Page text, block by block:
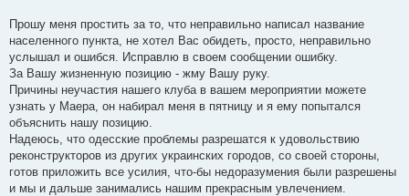
д
м
л
н
н
Прошу меня простить за то, что неправильно написал название
населенного пункта, не хотел Вас обидеть, просто, неправильно
услышал и ошибся. Исправлю в своем сообщении ошибку.
За Вашу жизненную позицию - жму Вашу руку.
Причины неучастия нашего клуба в вашем мероприятии можете
узнать у Маера, он набирал меня в пятницу и я ему попытался
объяснить нашу позицию.
Надеюсь, что одесские проблемы разрешатся к удовольствию
реконструкторов из других украинских городов, со своей стороны,
готов приложить все усилия, что-бы недоразумения были разрешены
и мы и дальше занимались нашим прекрасным увлечением.